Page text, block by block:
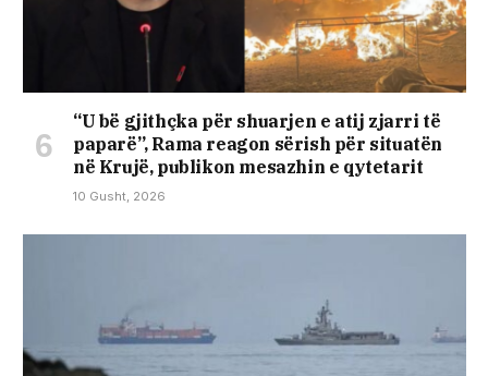
“U bë gjithçka për shuarjen e atij zjarri të
paparë”, Rama reagon sërish për situatën
në Krujë, publikon mesazhin e qytetarit
10 Gusht, 2026